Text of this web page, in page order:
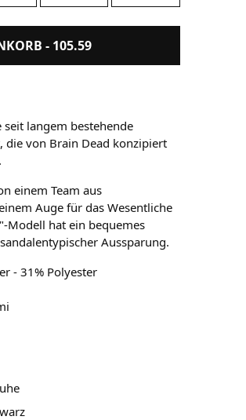
- 105.59
seit langem bestehende
die von Brain Dead konzipiert
einem Team aus
Auge für das Wesentliche
Modell hat ein bequemes
Aussparung.
- 31% Polyester